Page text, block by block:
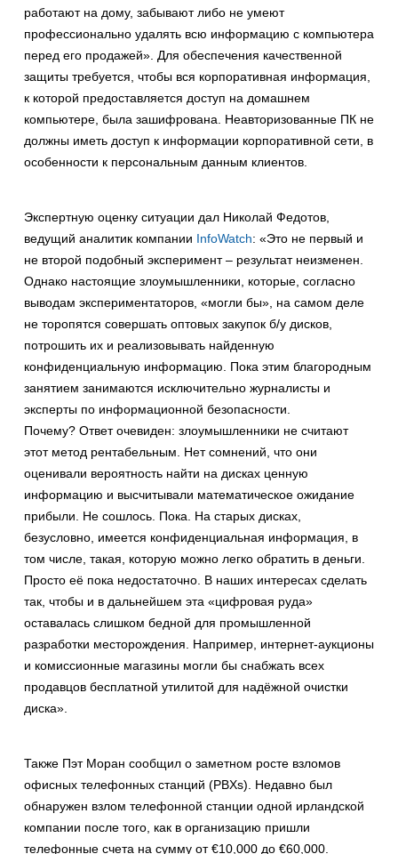
работают на дому, забывают либо не умеют
профессионально удалять всю информацию с компьютера
перед его продажей». Для обеспечения качественной
защиты требуется, чтобы вся корпоративная информация,
к которой предоставляется доступ на домашнем
компьютере, была зашифрована. Неавторизованные ПК не
должны иметь доступ к информации корпоративной сети, в
особенности к персональным данным клиентов.
Экспертную оценку ситуации дал Николай Федотов,
ведущий аналитик компании InfoWatch: «Это не первый и
не второй подобный эксперимент – результат неизменен.
Однако настоящие злоумышленники, которые, согласно
выводам экспериментаторов, «могли бы», на самом деле
не торопятся совершать оптовых закупок б/у дисков,
потрошить их и реализовывать найденную
конфиденциальную информацию. Пока этим благородным
занятием занимаются исключительно журналисты и
эксперты по информационной безопасности.
Почему? Ответ очевиден: злоумышленники не считают
этот метод рентабельным. Нет сомнений, что они
оценивали вероятность найти на дисках ценную
информацию и высчитывали математическое ожидание
прибыли. Не сошлось. Пока. На старых дисках,
безусловно, имеется конфиденциальная информация, в
том числе, такая, которую можно легко обратить в деньги.
Просто её пока недостаточно. В наших интересах сделать
так, чтобы и в дальнейшем эта «цифровая руда»
оставалась слишком бедной для промышленной
разработки месторождения. Например, интернет-аукционы
и комиссионные магазины могли бы снабжать всех
продавцов бесплатной утилитой для надёжной очистки
диска».
Также Пэт Моран сообщил о заметном росте взломов
офисных телефонных станций (PBXs). Недавно был
обнаружен взлом телефонной станции одной ирландской
компании после того, как в организацию пришли
телефонные счета на сумму от €10,000 до €60,000.